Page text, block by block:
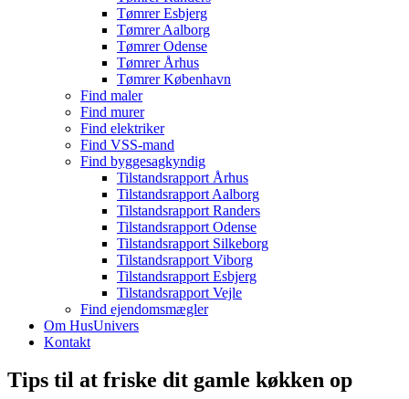
Tømrer Esbjerg
Tømrer Aalborg
Tømrer Odense
Tømrer Århus
Tømrer København
Find maler
Find murer
Find elektriker
Find VSS-mand
Find byggesagkyndig
Tilstandsrapport Århus
Tilstandsrapport Aalborg
Tilstandsrapport Randers
Tilstandsrapport Odense
Tilstandsrapport Silkeborg
Tilstandsrapport Viborg
Tilstandsrapport Esbjerg
Tilstandsrapport Vejle
Find ejendomsmægler
Om HusUnivers
Kontakt
Tips til at friske dit gamle køkken op